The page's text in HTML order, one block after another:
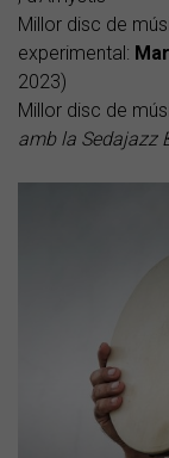
Millor disc de
experimental:
2023)
Millor disc de
amb la Sedajazz